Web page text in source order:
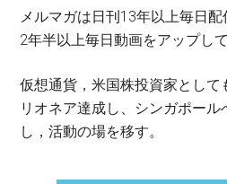
メルマガは日刊13年以上毎日配
2年半以上毎日動画をアップして
仮想通貨，米国株投資家として
リオネア達成し、シンガポー
し，活動の場を移す。